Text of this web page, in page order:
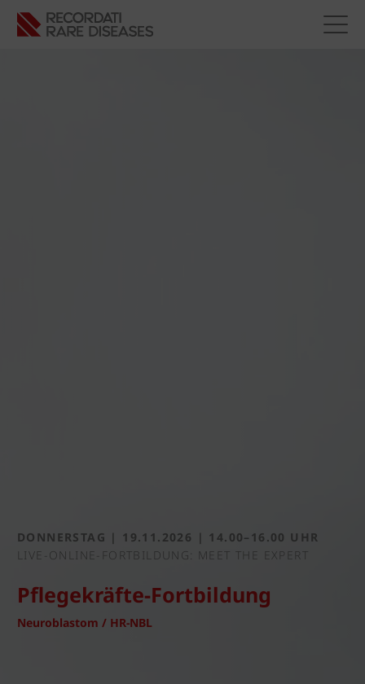
DONNERSTAG | 19.11.2026 | 14.00–16.00 UHR
LIVE-ONLINE-FORTBILDUNG: MEET THE EXPERT
Pflegekräfte-Fortbildung
Neuroblastom / HR-NBL